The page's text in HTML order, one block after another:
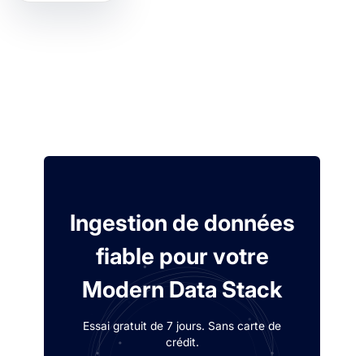
Ingestion de données
fiable pour votre
Modern Data Stack
Essai gratuit de 7 jours. Sans carte de
crédit.